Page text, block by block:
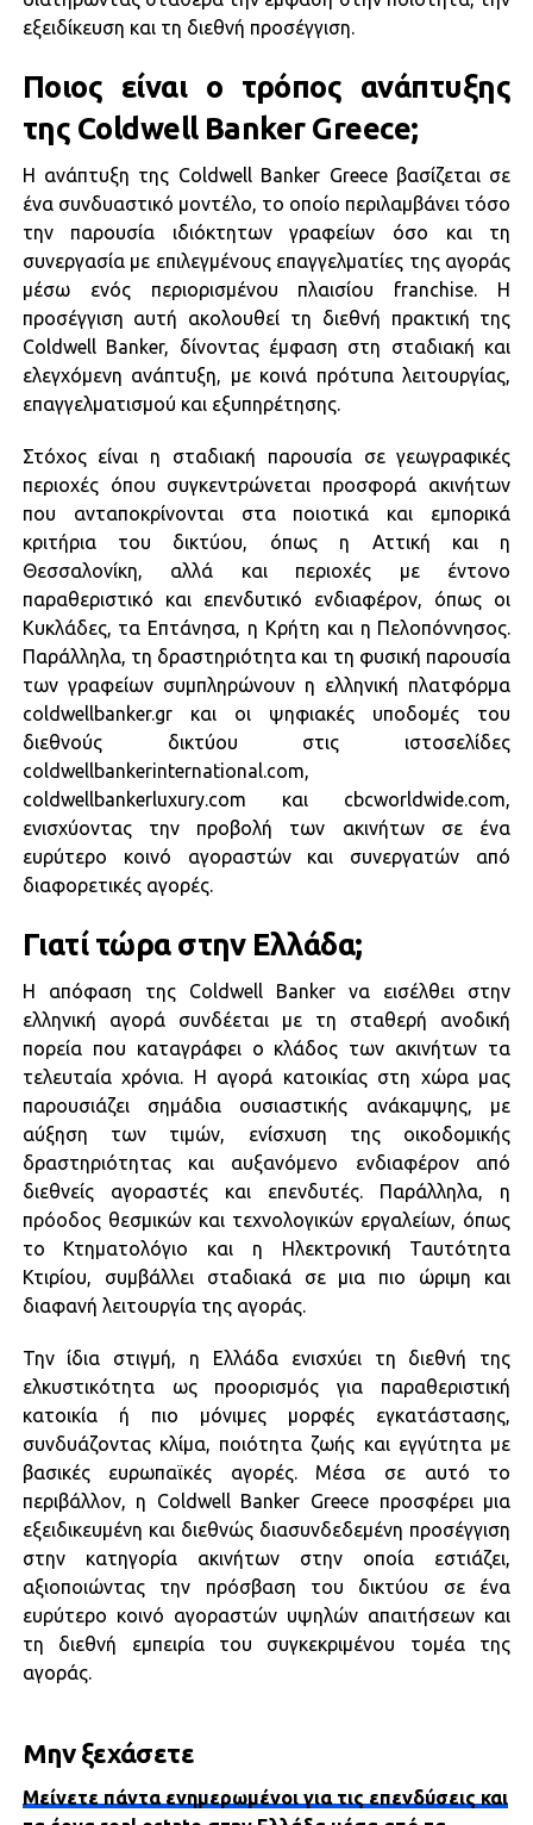
εξειδίκευση και τη διεθνή προσέγγιση.
Ποιος είναι ο τρόπος ανάπτυξης
της Coldwell Banker Greece;
Η ανάπτυξη της Coldwell Banker Greece βασίζεται σε
ένα συνδυαστικό μοντέλο, το οποίο περιλαμβάνει τόσο
την παρουσία ιδιόκτητων γραφείων όσο και τη
συνεργασία με επιλεγμένους επαγγελματίες της αγοράς
μέσω ενός περιορισμένου πλαισίου franchise. Η
προσέγγιση αυτή ακολουθεί τη διεθνή πρακτική της
Coldwell Banker, δίνοντας έμφαση στη σταδιακή και
ελεγχόμενη ανάπτυξη, με κοινά πρότυπα λειτουργίας,
επαγγελματισμού και εξυπηρέτησης.
Στόχος είναι η σταδιακή παρουσία σε γεωγραφικές
περιοχές όπου συγκεντρώνεται προσφορά ακινήτων
που ανταποκρίνονται στα ποιοτικά και εμπορικά
κριτήρια του δικτύου, όπως η Αττική και η
Θεσσαλονίκη, αλλά και περιοχές με έντονο
παραθεριστικό και επενδυτικό ενδιαφέρον, όπως οι
Κυκλάδες, τα Επτάνησα, η Κρήτη και η Πελοπόννησος.
Παράλληλα, τη δραστηριότητα και τη φυσική παρουσία
των γραφείων συμπληρώνουν η ελληνική πλατφόρμα
coldwellbanker.gr και οι ψηφιακές υποδομές του
διεθνούς δικτύου στις ιστοσελίδες
coldwellbankerinternational.com,
coldwellbankerluxury.com και cbcworldwide.com,
ενισχύοντας την προβολή των ακινήτων σε ένα
ευρύτερο κοινό αγοραστών και συνεργατών από
διαφορετικές αγορές.
Γιατί τώρα στην Ελλάδα;
Η απόφαση της Coldwell Banker να εισέλθει στην
ελληνική αγορά συνδέεται με τη σταθερή ανοδική
πορεία που καταγράφει ο κλάδος των ακινήτων τα
τελευταία χρόνια. Η αγορά κατοικίας στη χώρα μας
παρουσιάζει σημάδια ουσιαστικής ανάκαμψης, με
αύξηση των τιμών, ενίσχυση της οικοδομικής
δραστηριότητας και αυξανόμενο ενδιαφέρον από
διεθνείς αγοραστές και επενδυτές. Παράλληλα, η
πρόοδος θεσμικών και τεχνολογικών εργαλείων, όπως
το Κτηματολόγιο και η Ηλεκτρονική Ταυτότητα
Κτιρίου, συμβάλλει σταδιακά σε μια πιο ώριμη και
διαφανή λειτουργία της αγοράς.
Την ίδια στιγμή, η Ελλάδα ενισχύει τη διεθνή της
ελκυστικότητα ως προορισμός για παραθεριστική
κατοικία ή πιο μόνιμες μορφές εγκατάστασης,
συνδυάζοντας κλίμα, ποιότητα ζωής και εγγύτητα με
βασικές ευρωπαϊκές αγορές. Μέσα σε αυτό το
περιβάλλον, η Coldwell Banker Greece προσφέρει μια
εξειδικευμένη και διεθνώς διασυνδεδεμένη προσέγγιση
στην κατηγορία ακινήτων στην οποία εστιάζει,
αξιοποιώντας την πρόσβαση του δικτύου σε ένα
ευρύτερο κοινό αγοραστών υψηλών απαιτήσεων και
τη διεθνή εμπειρία του συγκεκριμένου τομέα της
αγοράς.
Μην ξεχάσετε
Μείνετε πάντα ενημερωμένοι για τις επενδύσεις και